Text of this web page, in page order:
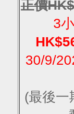
正價
3
30/9/
(最後一